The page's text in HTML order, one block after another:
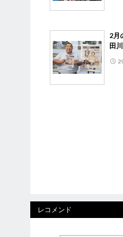
2月
田
レコメンド